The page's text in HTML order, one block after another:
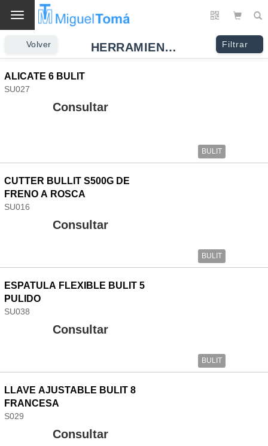
Cambio
Volver HERRAMIENTAS MANUALES Filtrar
BULIT
ALICATE 6 BULIT
SU027
Consultar
BULIT
CUTTER BULLIT S500G DE
FRENO A ROSCA
SU016
Consultar
BULIT
ESPATULA FLEXIBLE BULIT 5
PULIDO
SU038
Consultar
LLAVE AJUSTABLE BULIT 8
FRANCESA
S029
Consultar